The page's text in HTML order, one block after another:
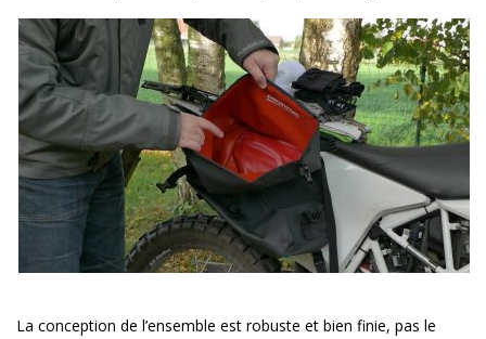
La conception de l’ensemble est robuste et bien finie, pas le